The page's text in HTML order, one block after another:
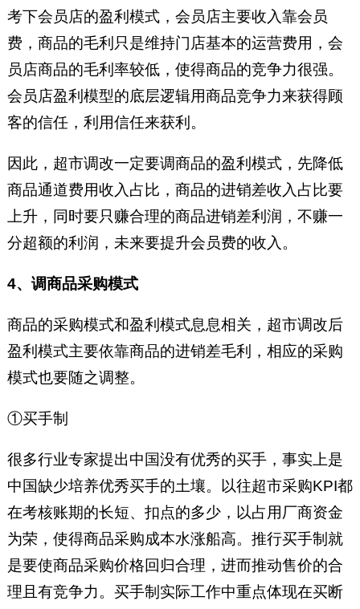
考下会员店的盈利模式，会员店主要收入靠会员
费，商品的毛利只是维持门店基本的运营费用，会
员店商品的毛利率较低，使得商品的竞争力很强。
会员店盈利模型的底层逻辑用商品竞争力来获得顾
客的信任，利用信任来获利。
因此，超市调改一定要调商品的盈利模式，先降低
商品通道费用收入占比，商品的进销差收入占比要
上升，同时要只赚合理的商品进销差利润，不赚一
分超额的利润，未来要提升会员费的收入。
4、调商品采购模式
商品的采购模式和盈利模式息息相关，超市调改后
盈利模式主要依靠商品的进销差毛利，相应的采购
模式也要随之调整。
①买手制
很多行业专家提出中国没有优秀的买手，事实上是
中国缺少培养优秀买手的土壤。以往超市采购KPI都
在考核账期的长短、扣点的多少，以占用厂商资金
为荣，使得商品采购成本水涨船高。推行买手制就
是要使商品采购价格回归合理，进而推动售价的合
理且有竞争力。买手制实际工作中重点体现在买断